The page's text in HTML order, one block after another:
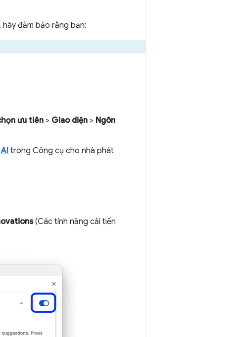
đảm bảo rằng bạn:
ưu tiên > Giao diện > Ngôn
trong Công cụ cho nhà phát
(Các tính năng cải tiến